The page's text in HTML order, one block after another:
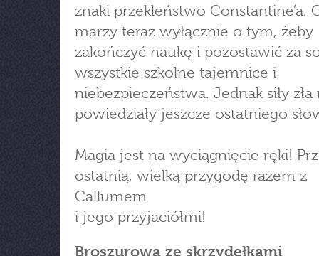
znaki przekleństwo Constantine’a.
marzy teraz wyłącznie o tym, żeby
zakończyć naukę i pozostawić za
wszystkie szkolne tajemnice i
niebezpieczeństwa. Jednak siły zła
powiedziały jeszcze ostatniego
Magia jest na wyciągnięcie ręki!
ostatnią, wielką przygodę razem z
Callumem
i jego przyjaciółmi!
Broszurowa ze skrzydełkami